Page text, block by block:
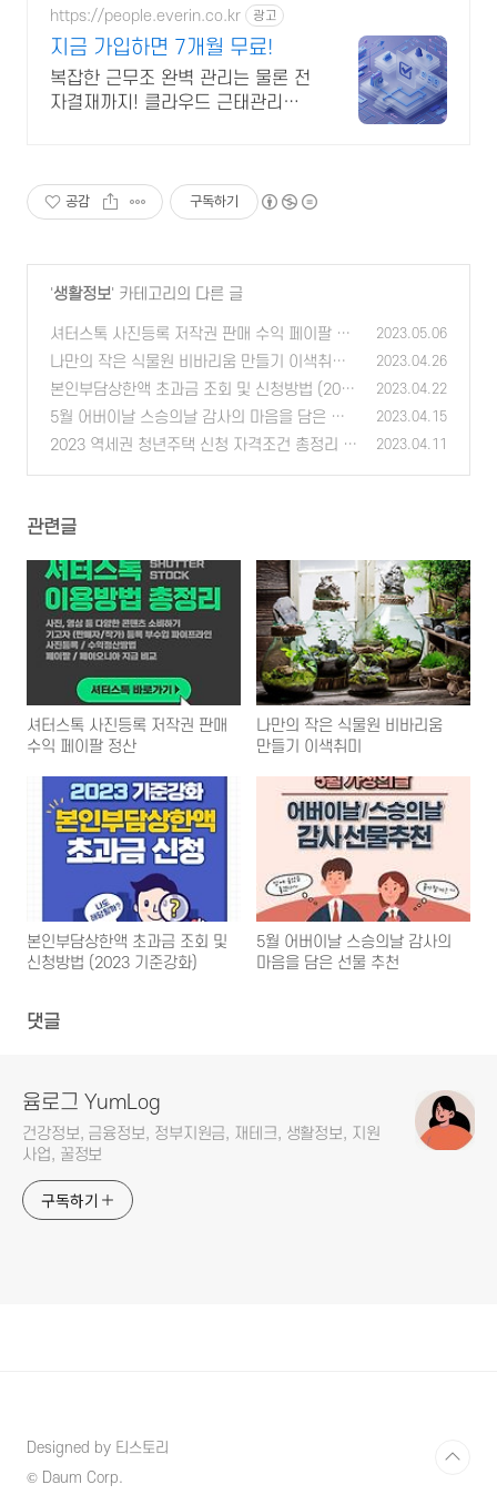
https://people.everin.co.kr 광고
지금 가입하면 7개월 무료!
복잡한 근무조 완벽 관리는 물론 전
자결재까지! 클라우드 근태관리서
공감 구독하기
'생활정보' 카테고리의 다른 글
셔터스톡 사진등록 저작권 판매 수익 페이팔 정
산
(0)
2023.05.06
나만의 작은 식물원 비바리움 만들기 이색취미
(0)
2023.04.26
본인부담상한액 초과금 조회 및 신청방법 (2023
기준강화)
(0)
2023.04.22
5월 어버이날 스승의날 감사의 마음을 담은 선
물 추천
(0)
2023.04.15
2023 역세권 청년주택 신청 자격조건 총정리 2023.04.11
관련글
셔터스톡 사진등록 저작권 판매
수익 페이팔 정산
나만의 작은 식물원 비바리움
만들기 이색취미
본인부담상한액 초과금 조회 및
신청방법 (2023 기준강화)
5월 어버이날 스승의날 감사의
마음을 담은 선물 추천
댓글
윰로그 YumLog
건강정보, 금융정보, 정부지원금, 재테크, 생활정보, 지원
사업, 꿀정보
구독하기
Designed by 티스토리
© Daum Corp.